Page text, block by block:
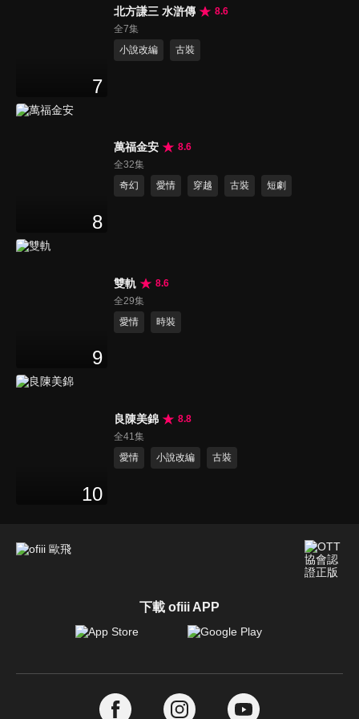
7
北方謙三 水滸傳
8.6
全7集
小說改編
古裝
8
萬福金安
8.6
全32集
奇幻
愛情 穿越 古裝 短劇
9
雙軌
8.6
全29集
愛情
時裝
10
良陳美錦
8.8
全41集
愛情
小說改編 古裝
下載 ofiii APP